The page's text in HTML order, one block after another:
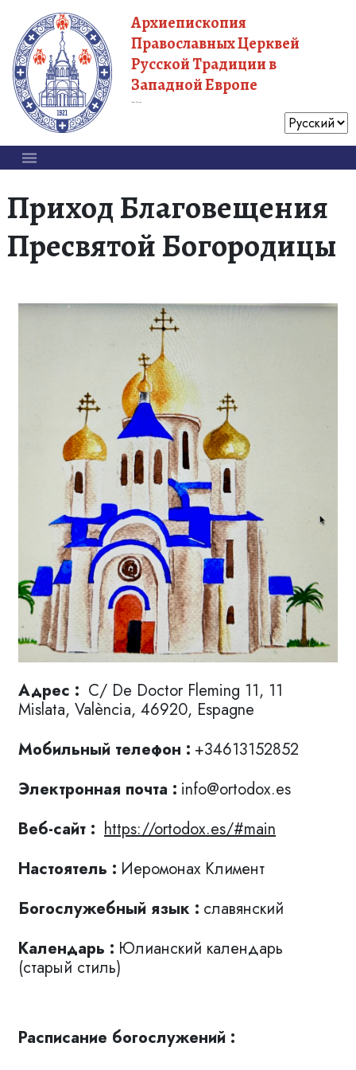
Архиепископия
Православных Церквей
Русской Традиции в
Западной Европе
Приход Благовещения
Пресвятой Богородицы
Адрес : C/ De Doctor Fleming 11, 11
Mislata, València, 46920, Espagne
Мобильный телефон : +34613152852
Электронная почта : info@ortodox.es
Веб-сайт : https://ortodox.es/#main
Настоятель : Иеромонах Климент
Богослужебный язык : славянский
Календарь : Юлианский календарь
(старый стиль)
Расписание богослужений :